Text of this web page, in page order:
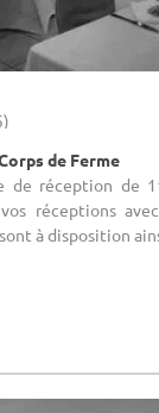
de Ferme
de réception de
réceptions
à disposition